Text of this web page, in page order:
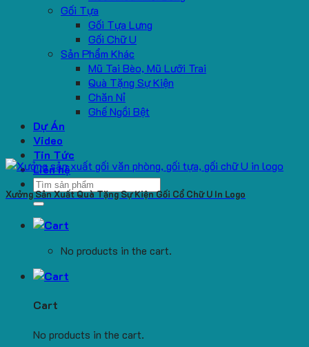
Gối Tựa
Gối Tựa Lưng
Gối Chữ U
Sản Phẩm Khác
Mũ Tai Bèo, Mũ Lưỡi Trai
Quà Tặng Sự Kiện
Chăn Nỉ
Ghế Ngồi Bệt
Dự Án
Video
Tin Tức
Liên hệ
Search
for:
No products in the cart.
Cart
No products in the cart.
Xưởng Sản Xuất Quà Tặng Sự Kiện Gối Cổ Chữ U In Logo